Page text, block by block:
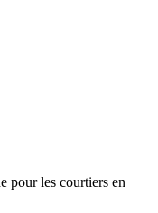
pour les courtiers en